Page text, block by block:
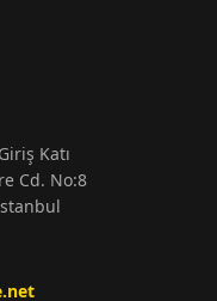
Katı
Cd. No:8